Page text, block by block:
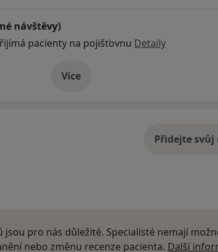
návštěvy)
pacienty na pojišťovnu Detaily
Víceo adrese
Přidejte svůj
jsou pro nás důležité. Specialisté nemají
nebo změnu recenze pacienta. Další